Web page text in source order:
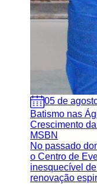
05 de
Batismo nas
Crescimento
MSBN
No passado
o Centro de
inesquecível
renovação